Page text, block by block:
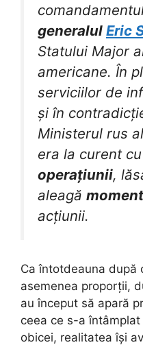
generalul Eric
Statului Major
americane. În
serviciilor de
și în
Ministerul rus
era la curent cu
operațiunii,
aleagă
acțiunii.
Ca întotdeauna după
asemenea proporții,
au început să apară
ceea ce s-a
obicei, realitatea își